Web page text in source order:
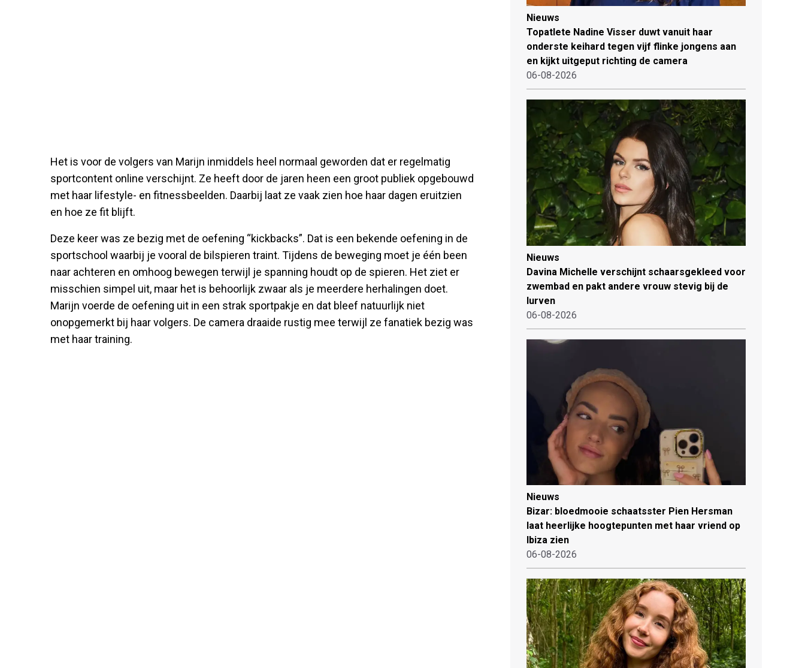
Het is voor de volgers van Marijn inmiddels heel normaal geworden dat er regelmatig
sportcontent online verschijnt. Ze heeft door de jaren heen een groot publiek opgebouwd
met haar lifestyle- en fitnessbeelden. Daarbij laat ze vaak zien hoe haar dagen eruitzien
en hoe ze fit blijft.
Deze keer was ze bezig met de oefening “kickbacks”. Dat is een bekende oefening in de
sportschool waarbij je vooral de bilspieren traint. Tijdens de beweging moet je één been
naar achteren en omhoog bewegen terwijl je spanning houdt op de spieren. Het ziet er
misschien simpel uit, maar het is behoorlijk zwaar als je meerdere herhalingen doet.
Marijn voerde de oefening uit in een strak sportpakje en dat bleef natuurlijk niet
onopgemerkt bij haar volgers. De camera draaide rustig mee terwijl ze fanatiek bezig was
met haar training.
Nieuws
Topatlete Nadine Visser duwt vanuit haar
onderste keihard tegen vijf flinke jongens aan
en kijkt uitgeput richting de camera
06-08-2026
Nieuws
Davina Michelle verschijnt schaarsgekleed voor
zwembad en pakt andere vrouw stevig bij de
lurven
06-08-2026
Nieuws
Bizar: bloedmooie schaatsster Pien Hersman
laat heerlijke hoogtepunten met haar vriend op
Ibiza zien
06-08-2026